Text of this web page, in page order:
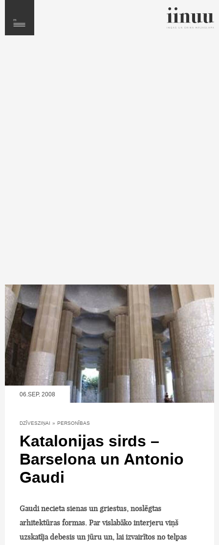
06.SEP, 2008
DZĪVESZIŅAI » PERSONĪBAS
Katalonijas sirds –
Barselona un Antonio
Gaudi
Gaudi necieta sienas un griestus, noslēgtas
arhitektūras formas. Par vislabāko interjeru viņš
uzskatīja debesis un jūru un, lai izvairītos no telpas